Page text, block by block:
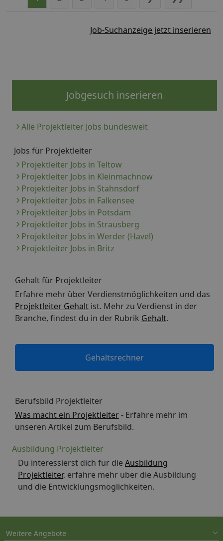
Jobgesuch inserieren
Alle Projektleiter Jobs bundesweit
Jobs für Projektleiter
Projektleiter Jobs in Teltow
Projektleiter Jobs in Kleinmachnow
Projektleiter Jobs in Stahnsdorf
Projektleiter Jobs in Falkensee
Projektleiter Jobs in Potsdam
Projektleiter Jobs in Strausberg
Projektleiter Jobs in Werder (Havel)
Projektleiter Jobs in Britz
Gehalt für Projektleiter
Erfahre mehr über Verdienstmöglichkeiten und das
Projektleiter Gehalt ist. Mehr zu Verdienst in der
Branche, findest du in der Rubrik Gehalt.
Gehaltsrechner
Berufsbild Projektleiter
Was macht ein Projektleiter- Erfahre mehr im
unseren Artikel zum Berufsbild.
Ausbildung Projektleiter
Du interessierst dich für die Ausbildung
Projektleiter, erfahre mehr über die Ausbildung
und die Entwicklungsmöglichkeiten.
Job-Suchanzeige jetzt inserieren
Weitere Angebote